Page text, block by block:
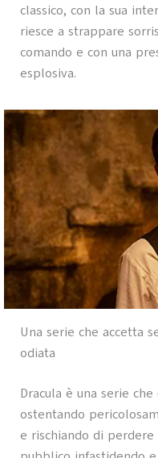
classico, con la sua
riesce a strappare
comando e con una
esplosiva.
Una serie che accetta
odiata
Dracula è una serie
ostentando
e rischiando di